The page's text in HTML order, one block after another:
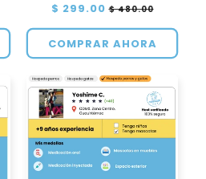
Precio
$ 299.00 Precio
oferta
$ 480.00
COMPRAR AHORA